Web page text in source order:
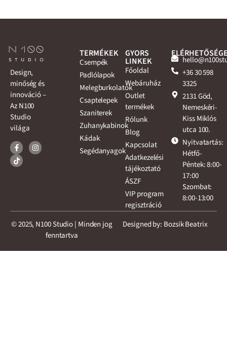
Design,
minőség és
innováció –
Az N100
Studio
világa
TERMÉKEK
Csempék
Padlólapok
Melegburkolatok
Csaptelepek
Szaniterek
Zuhanykabinok
Kádak
Segédanyagok
GYORS
LINKEK
Főoldal
Webáruház
Outlet
termékek
Rólunk
Blog
Kapcsolat
Adatkezelési
tájékoztató
ÁSZF
VIP program
regisztráció
+36 30 598
3325
2131 Göd,
Nemeskéri-
Kiss Miklós
utca 100.
Nyitvatartás:
Hétfő-
Péntek: 8:00-
17:00
Szombat:
8:00-13:00
© 2025, N100 Studio | Minden jog
fenntartva
Designed by: Bozsik Beatrix